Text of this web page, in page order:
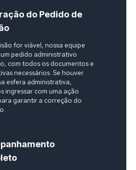
do Pedido de
for viável, nossa equipe
pedido administrativo
com todos os documentos e
necessários. Se houver
esfera administrativa,
ingressar com uma ação
garantir a correção do